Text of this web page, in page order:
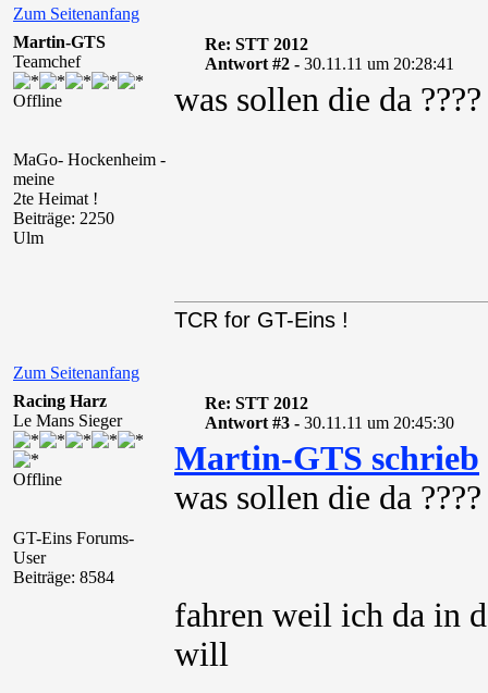
Zum Seitenanfang
Martin-GTS
Teamchef
Offline
MaGo- Hockenheim -
meine
2te Heimat !
Beiträge: 2250
Ulm
Re: STT 2012
Antwort #2 - 30.11.11 um 20:28:41
was sollen die da ????
Zum Seitenanfang
TCR for GT-Eins !
Racing Harz
Le Mans Sieger
Offline
GT-Eins Forums-
User
Beiträge: 8584
Re: STT 2012
Antwort #3 - 30.11.11 um 20:45:30
Martin-GTS schrieb
was sollen die da ????
fahren weil ich da in
will